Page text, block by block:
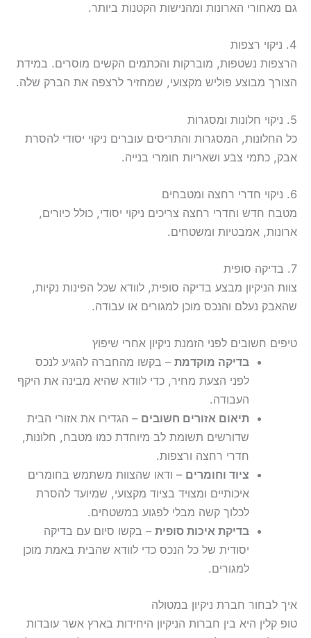
גם מאחורי הארונות ומהנישות הקטנות ביותר.
4. ניקוי רצפות
הרצפות נשטפות, מוברקות והכתמים הקשים מוסרים. במידת
הצורך מבוצע פוליש מקצועי, שמחזיר לרצפה את הברק שלה.
5. ניקוי חלונות ומסגרות
כל החלונות, המסגרות והתריסים עוברים ניקוי יסודי להסרת
אבק, כתמי צבע ושאריות חומרי בנייה.
6. ניקוי חדרי רחצה ומטבחים
מטבח חדש וחדרי רחצה צריכים ניקוי יסודי, כולל כיורים,
ארונות, אמבטיות ומשטחים.
7. בדיקה סופית
צוות הניקיון מבצע בדיקה סופית, לוודא שכל הפינות נקיות,
שהאבק נעלם והנכס מוכן למגורים או עבודה.
טיפים חשובים לפני הזמנת ניקיון אחרי שיפוץ
בדיקה מוקדמת – בקשו מהחברה להגיע לנכס
לפני הצעת מחיר, כדי לוודא שהיא מבינה את היקף
העבודה.
תיאום אזורים חשובים – הגדירו את אזורי הבית
שדורשים תשומת לב מיוחדת כמו מטבח, חלונות,
חדרי רחצה ורצפות.
ציוד וחומרים – ודאו שהצוות משתמש בחומרים
איכותיים ומצויד בציוד מקצועי, שמיועד להסרת
לכלוך קשה מבלי לפגוע במשטחים.
בדיקת איכות סופית – בקשו סיום עם בדיקה
יסודית של כל הנכס כדי לוודא שהבית באמת מוכן
למגורים.
איך לבחור חברת ניקיון במטולה
טופ קלין היא בין חברות הניקיון היחידות בארץ אשר עובדות